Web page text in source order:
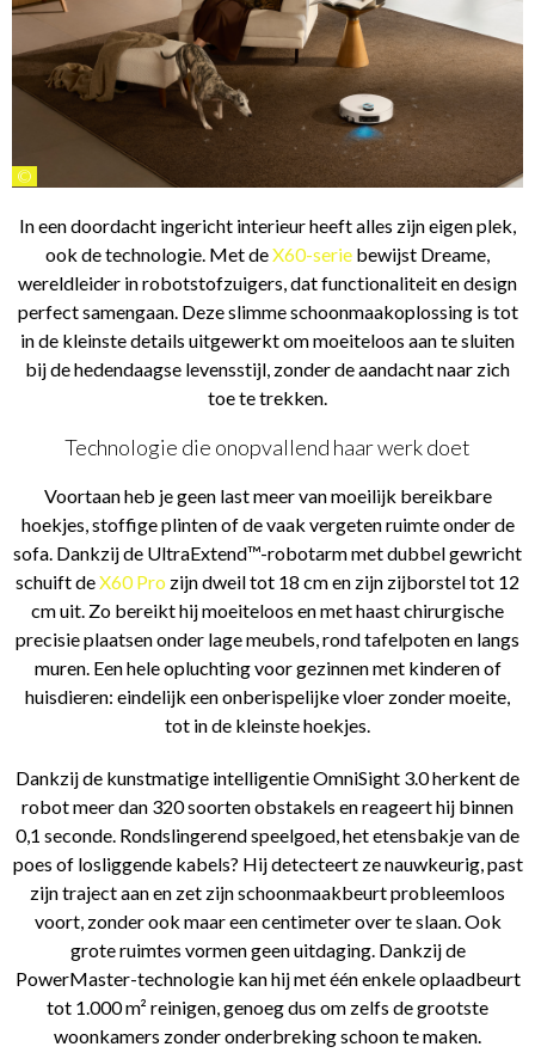
©
In een doordacht ingericht interieur heeft alles zijn eigen plek,
ook de technologie. Met deX60-serie bewijst Dreame,
wereldleider in robotstofzuigers, dat functionaliteit en design
perfect samengaan. Deze slimme schoonmaakoplossing is tot
in de kleinste details uitgewerkt om moeiteloos aan te sluiten
bij de hedendaagse levensstijl, zonder de aandacht naar zich
toe te trekken.
Technologie die onopvallend haar werk doet
Voortaan heb je geen last meer van moeilijk bereikbare
hoekjes, stoffige plinten of de vaak vergeten ruimte onder de
sofa. Dankzij de UltraExtend™-robotarm met dubbel gewricht
schuift deX60 Pro zijn dweil tot 18 cm en zijn zijborstel tot 12
cm uit. Zo bereikt hij moeiteloos en met haast chirurgische
precisie plaatsen onder lage meubels, rond tafelpoten en langs
muren. Een hele opluchting voor gezinnen met kinderen of
huisdieren: eindelijk een onberispelijke vloer zonder moeite,
tot in de kleinste hoekjes.
Dankzij de kunstmatige intelligentie OmniSight 3.0 herkent de
robot meer dan 320 soorten obstakels en reageert hij binnen
0,1 seconde. Rondslingerend speelgoed, het etensbakje van de
poes of losliggende kabels? Hij detecteert ze nauwkeurig, past
zijn traject aan en zet zijn schoonmaakbeurt probleemloos
voort, zonder ook maar een centimeter over te slaan. Ook
grote ruimtes vormen geen uitdaging. Dankzij de
PowerMaster-technologie kan hij met één enkele oplaadbeurt
tot 1.000 m² reinigen, genoeg dus om zelfs de grootste
woonkamers zonder onderbreking schoon te maken.